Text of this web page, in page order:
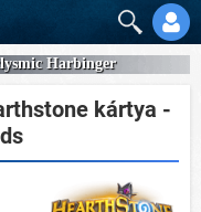
Harbinger
kártya -